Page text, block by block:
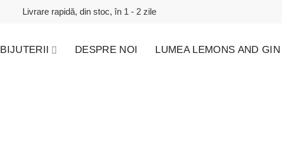
Livrare rapidă, din stoc, în 1 - 2 zile
BIJUTERII DESPRE NOI LUMEA LEMONS AND GIN